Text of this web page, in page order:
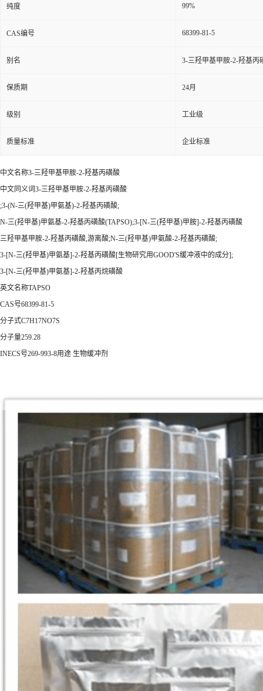
纯度 99%
CAS编号 68399-81-5
别名 3-三羟甲基甲胺-2-羟基丙
保质期 24月
级别 工业级
质量标准 企业标准
中文名称3-三羟甲基甲胺-2-羟基丙磺酸
中文同义词3-三羟甲基甲胺-2-羟基丙磺酸
;3-(N-三(羟甲基)甲氨基)-2-羟基丙磺酸;
N-三(羟甲基)甲氨基-2-羟基丙磺酸(TAPSO);3-[N-三(羟甲基)甲胺]-2-羟基丙磺酸
三羟甲基甲胺-2-羟基丙磺酸,游离酸;N-三(羟甲基)甲氨酸-2-羟基丙磺酸;
3-[N-三(羟甲基)甲氨基]-2-羟基丙磺酸[生物研究用GOOD'S缓冲液中的成分];
3-[N-三(羟甲基)甲氨基]-2-羟基丙烷磺酸
英文名称TAPSO
CAS号68399-81-5
分子式C7H17NO7S
分子量259.28
INECS号269-993-8用途 生物缓冲剂